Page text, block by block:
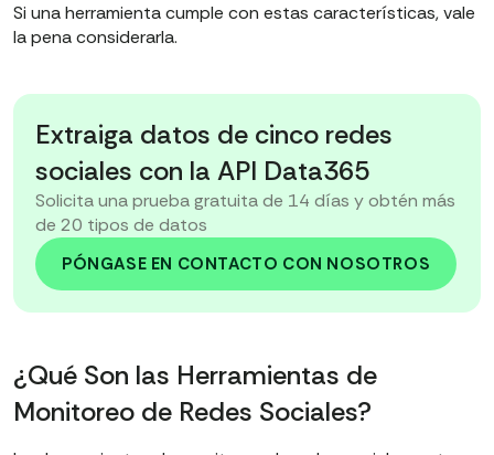
Si una herramienta cumple con estas características, vale
la pena considerarla.
Extraiga datos de cinco redes
sociales con la API Data365
Solicita una prueba gratuita de 14 días y obtén más
de 20 tipos de datos
PÓNGASE EN CONTACTO CON NOSOTROS
¿Qué Son las Herramientas de
Monitoreo de Redes Sociales?